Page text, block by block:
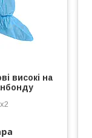
високі на